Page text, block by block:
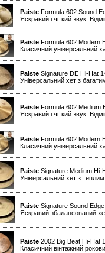
Paiste Formula 602 Sound
Яскравий і чіткий звук.
Paiste Formula 602 Modern
Класичний універсальний
Paiste Signature DE Hi-Hat
Універсальний хет з
Paiste Formula 602 Medium
Яскравий і чіткий звук.
Paiste Formula 602 Modern
Класичний універсальний
Paiste Signature Medium Hi-
Універсальний хет з
Paiste Signature Sound
Яскравий збалансований
Paiste 2002 Big Beat Hi-Hat
Класичний вінтажний